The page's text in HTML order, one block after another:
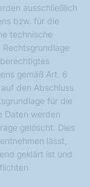
ausschließlich
bzw. für die
technische
gemäß Art. 6
den Abschluss
für die
Daten werden
gelöscht. Dies
lässt,
geklärt ist und